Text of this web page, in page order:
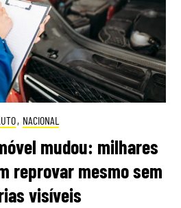
, NACIONAL
mudou: milhares
reprovar mesmo sem
visíveis